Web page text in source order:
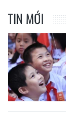
TIN MỚI